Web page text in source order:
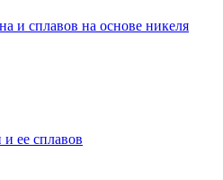
и сплавов на основе никеля
ее сплавов